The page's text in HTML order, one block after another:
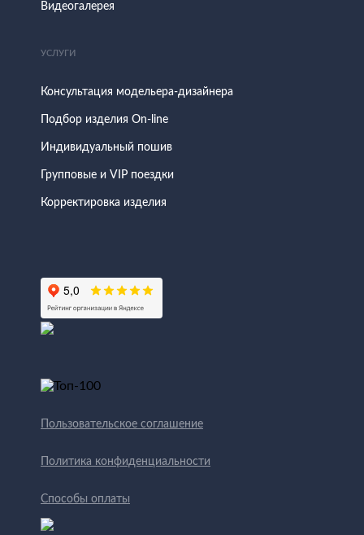
Видеогалерея
УСЛУГИ
Консультация модельера-дизайнера
Подбор изделия On-line
Индивидуальный пошив
Групповые и VIP поездки
Корректировка изделия
Пользовательское соглашение
Политика конфиденциальности
Способы оплаты